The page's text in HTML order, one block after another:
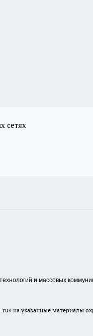
сетях
и массовых
на указанные материалы